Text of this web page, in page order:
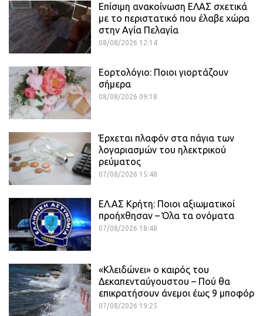
Επίσιμη ανακοίνωση ΕΛΑΣ σχετικά
με το περιστατικό που έλαβε χώρα
στην Αγία Πελαγία
08/08/2026 12:14
Εορτολόγιο: Ποιοι γιορτάζουν
σήμερα
08/08/2026 09:18
Έρχεται πλαφόν στα πάγια των
λογαριασμών του ηλεκτρικού
ρεύματος
07/08/2026 15:48
ΕΛ.ΑΣ Κρήτη: Ποιοι αξιωματικοί
προήχθησαν – Όλα τα ονόματα
07/08/2026 18:48
«Κλειδώνει» ο καιρός του
Δεκαπενταύγουστου – Πού θα
επικρατήσουν άνεμοι έως 9 μποφόρ
07/08/2026 19:25